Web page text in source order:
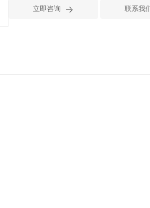
立即咨询  联系我